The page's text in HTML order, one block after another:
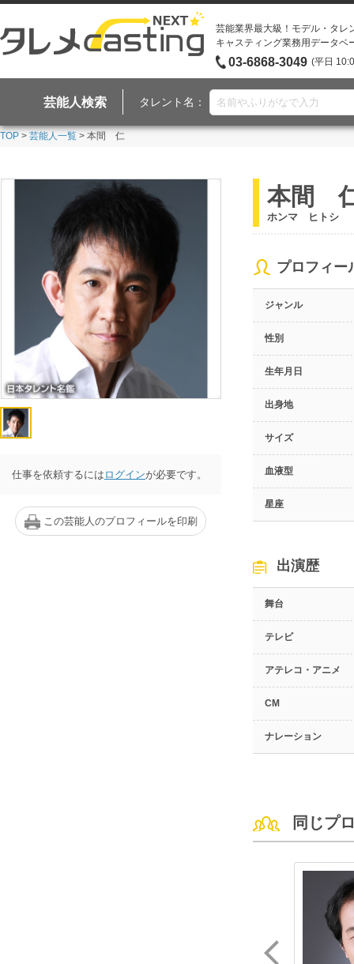
芸能業界最大級！モデル・タレ
キャスティング業務用データベ
03-6868-3049 (平日
芸能人検索 タレント名：
TOP > 芸能人一覧 > 本間 仁
仕事を依頼するには ログインが必要です。
この芸能人のプロフィールを印刷
本間
ホンマ ヒトシ
プロフィー
ジャンル
性別
生年月日
出身地
サイズ
血液型
星座
出演歴
舞台
テレビ
アテレコ・アニメ
CM
ナレーション
同じプ